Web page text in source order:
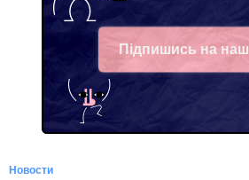
Підпишись на наш
Telegram
Новости